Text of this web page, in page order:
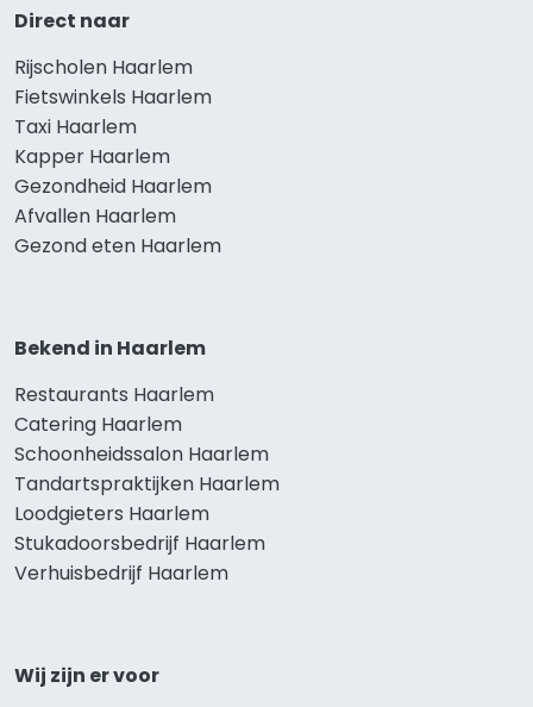
Direct naar
Rijscholen Haarlem
Fietswinkels Haarlem
Taxi Haarlem
Kapper Haarlem
Gezondheid Haarlem
Afvallen Haarlem
Gezond eten Haarlem
Bekend in Haarlem
Restaurants Haarlem
Catering Haarlem
Schoonheidssalon Haarlem
Tandartspraktijken Haarlem
Loodgieters Haarlem
Stukadoorsbedrijf Haarlem
Verhuisbedrijf Haarlem
Wij zijn er voor